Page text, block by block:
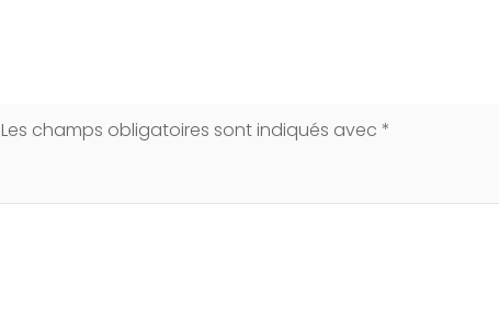
Les champs obligatoires sont indiqués avec *